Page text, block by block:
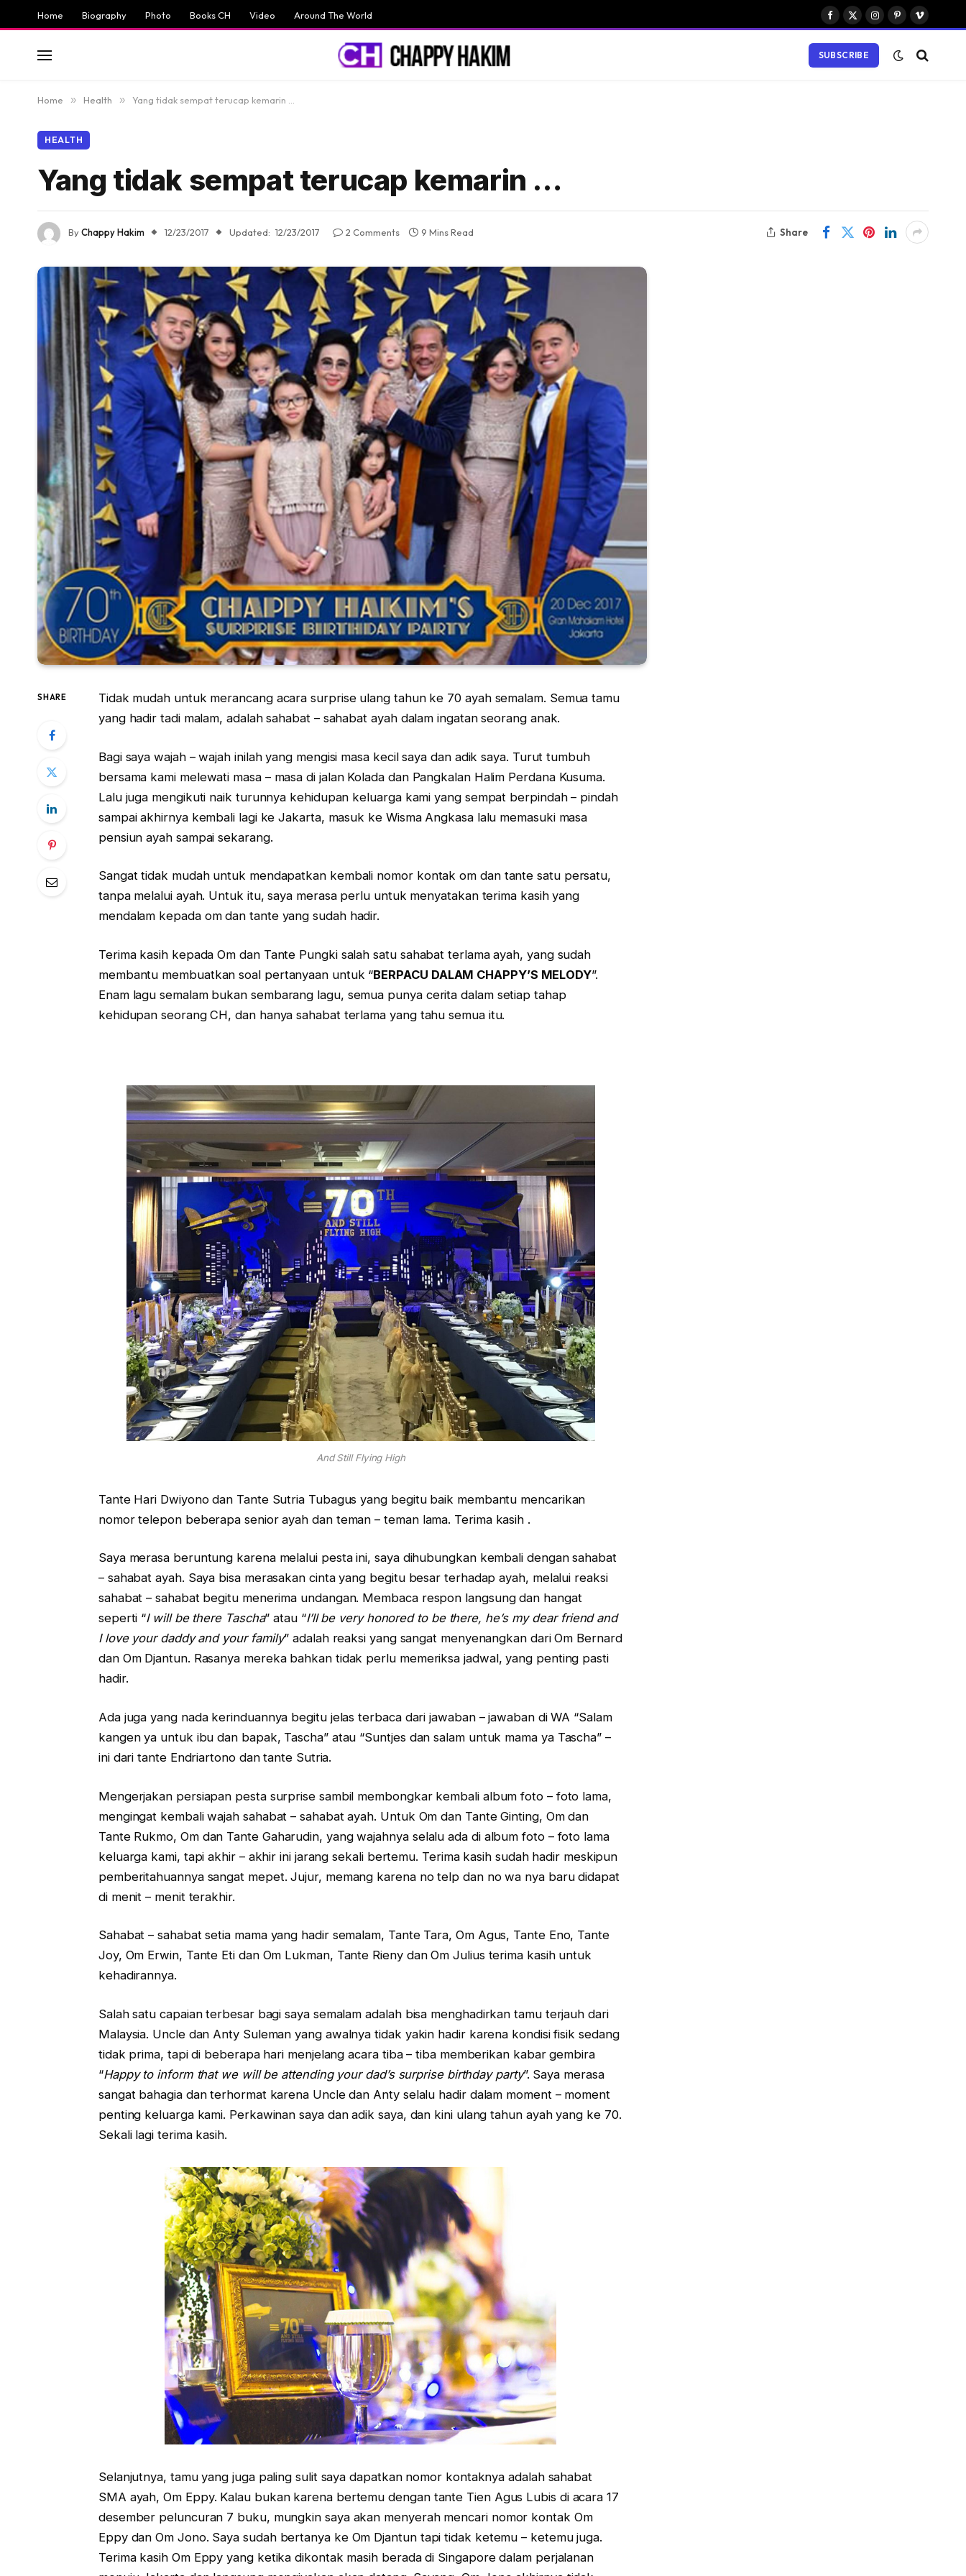
Home Biography Photo Books CH Video Around The World
Facebook
X
Instagram
PinterestVimeo
SUBSCRIBE
Home » Health » Yang tidak sempat terucap kemarin …
HEALTH
Yang tidak sempat terucap kemarin …
ByChappy Hakim 12/23/2017 Updated: 12/23/2017 2 Comments 9 Mins Read Share
SHARE
Tidak mudah untuk merancang acara surprise ulang tahun ke 70 ayah semalam. Semua tamu
yang hadir tadi malam, adalah sahabat – sahabat ayah dalam ingatan seorang anak.
Bagi saya wajah – wajah inilah yang mengisi masa kecil saya dan adik saya. Turut tumbuh
bersama kami melewati masa – masa di jalan Kolada dan Pangkalan Halim Perdana Kusuma.
Lalu juga mengikuti naik turunnya kehidupan keluarga kami yang sempat berpindah – pindah
sampai akhirnya kembali lagi ke Jakarta, masuk ke Wisma Angkasa lalu memasuki masa
pensiun ayah sampai sekarang.
Sangat tidak mudah untuk mendapatkan kembali nomor kontak om dan tante satu persatu,
tanpa melalui ayah. Untuk itu, saya merasa perlu untuk menyatakan terima kasih yang
mendalam kepada om dan tante yang sudah hadir.
Terima kasih kepada Om dan Tante Pungki salah satu sahabat terlama ayah, yang sudah
membantu membuatkan soal pertanyaan untuk “BERPACU DALAM CHAPPY’S MELODY”.
Enam lagu semalam bukan sembarang lagu, semua punya cerita dalam setiap tahap
kehidupan seorang CH, dan hanya sahabat terlama yang tahu semua itu.
And Still Flying High
Tante Hari Dwiyono dan Tante Sutria Tubagus yang begitu baik membantu mencarikan
nomor telepon beberapa senior ayah dan teman – teman lama. Terima kasih .
Saya merasa beruntung karena melalui pesta ini, saya dihubungkan kembali dengan sahabat
– sahabat ayah. Saya bisa merasakan cinta yang begitu besar terhadap ayah, melalui reaksi
sahabat – sahabat begitu menerima undangan. Membaca respon langsung dan hangat
seperti “I will be there Tascha” atau “I’ll be very honored to be there, he’s my dear friend and
I love your daddy and your family” adalah reaksi yang sangat menyenangkan dari Om Bernard
dan Om Djantun. Rasanya mereka bahkan tidak perlu memeriksa jadwal, yang penting pasti
hadir.
Ada juga yang nada kerinduannya begitu jelas terbaca dari jawaban – jawaban di WA “Salam
kangen ya untuk ibu dan bapak, Tascha” atau “Suntjes dan salam untuk mama ya Tascha” –
ini dari tante Endriartono dan tante Sutria.
Mengerjakan persiapan pesta surprise sambil membongkar kembali album foto – foto lama,
mengingat kembali wajah sahabat – sahabat ayah. Untuk Om dan Tante Ginting, Om dan
Tante Rukmo, Om dan Tante Gaharudin, yang wajahnya selalu ada di album foto – foto lama
keluarga kami, tapi akhir – akhir ini jarang sekali bertemu. Terima kasih sudah hadir meskipun
pemberitahuannya sangat mepet. Jujur, memang karena no telp dan no wa nya baru didapat
di menit – menit terakhir.
Sahabat – sahabat setia mama yang hadir semalam, Tante Tara, Om Agus, Tante Eno, Tante
Joy, Om Erwin, Tante Eti dan Om Lukman, Tante Rieny dan Om Julius terima kasih untuk
kehadirannya.
Salah satu capaian terbesar bagi saya semalam adalah bisa menghadirkan tamu terjauh dari
Malaysia. Uncle dan Anty Suleman yang awalnya tidak yakin hadir karena kondisi fisik sedang
tidak prima, tapi di beberapa hari menjelang acara tiba – tiba memberikan kabar gembira
“Happy to inform that we will be attending your dad’s surprise birthday party”. Saya merasa
sangat bahagia dan terhormat karena Uncle dan Anty selalu hadir dalam moment – moment
penting keluarga kami. Perkawinan saya dan adik saya, dan kini ulang tahun ayah yang ke 70.
Sekali lagi terima kasih.
Selanjutnya, tamu yang juga paling sulit saya dapatkan nomor kontaknya adalah sahabat
SMA ayah, Om Eppy. Kalau bukan karena bertemu dengan tante Tien Agus Lubis di acara 17
desember peluncuran 7 buku, mungkin saya akan menyerah mencari nomor kontak Om
Eppy dan Om Jono. Saya sudah bertanya ke Om Djantun tapi tidak ketemu – ketemu juga.
Terima kasih Om Eppy yang ketika dikontak masih berada di Singapore dalam perjalanan